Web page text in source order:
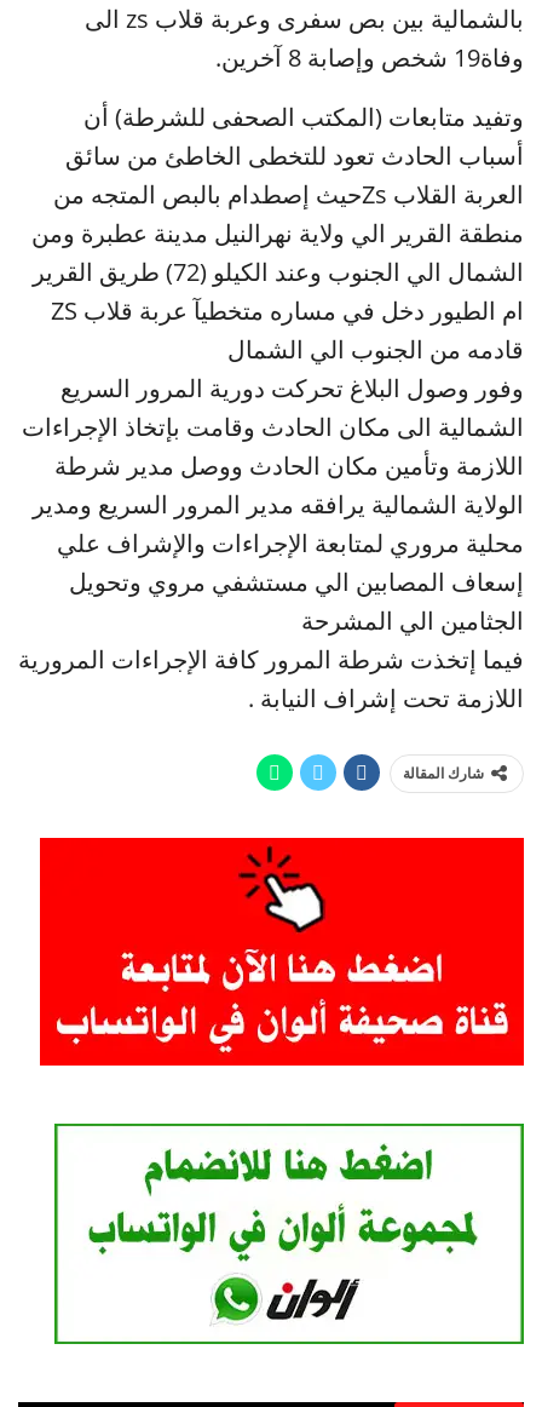
بالشمالية بين بص سفرى وعربة قلاب zs الى
وفاة19 شخص وإصابة 8 آخرين.
وتفيد متابعات (المكتب الصحفى للشرطة) أن
أسباب الحادث تعود للتخطى الخاطئ من سائق
العربة القلاب Zsحيث إصطدام بالبص المتجه من
منطقة القرير الي ولاية نهرالنيل مدينة عطبرة ومن
الشمال الي الجنوب وعند الكيلو (72) طريق القرير
ام الطيور دخل في مساره متخطيآ عربة قلاب ZS
قادمه من الجنوب الي الشمال
وفور وصول البلاغ تحركت دورية المرور السريع
الشمالية الى مكان الحادث وقامت بإتخاذ الإجراءات
اللازمة وتأمين مكان الحادث ووصل مدير شرطة
الولاية الشمالية يرافقه مدير المرور السريع ومدير
محلية مروري لمتابعة الإجراءات والإشراف علي
إسعاف المصابين الي مستشفي مروي وتحويل
الجثامين الي المشرحة
فيما إتخذت شرطة المرور كافة الإجراءات المرورية
اللازمة تحت إشراف النيابة .
شارك المقالة